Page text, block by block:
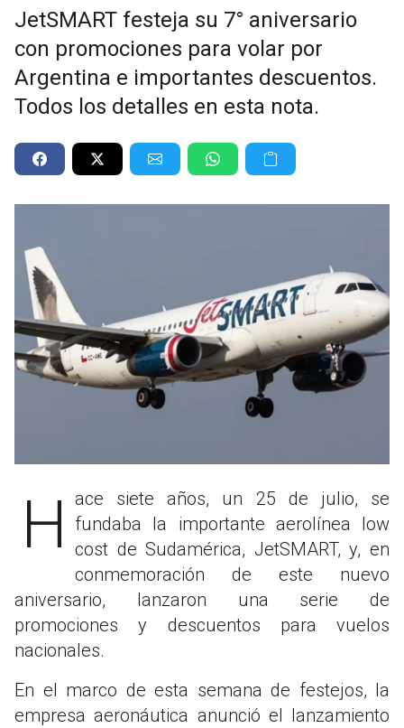
JetSMART festeja su 7° aniversario
con promociones para volar por
Argentina e importantes descuentos.
Todos los detalles en esta nota.
Hace siete años, un 25 de julio, se
fundaba la importante aerolínea low
cost de Sudamérica, JetSMART, y, en
conmemoración de este nuevo
aniversario, lanzaron una serie de
promociones y descuentos para vuelos
nacionales.
En el marco de esta semana de festejos, la
empresa aeronáutica anunció el lanzamiento